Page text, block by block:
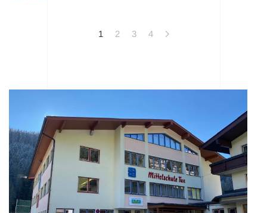
1 2 3 4